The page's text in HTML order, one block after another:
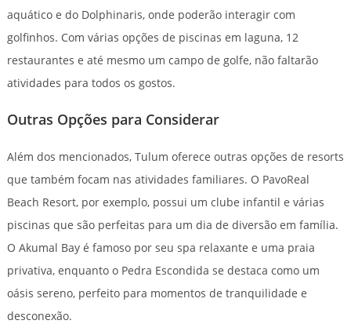
aquático e do Dolphinaris, onde poderão interagir com
golfinhos. Com várias opções de piscinas em laguna, 12
restaurantes e até mesmo um campo de golfe, não faltarão
atividades para todos os gostos.
Outras Opções para Considerar
Além dos mencionados, Tulum oferece outras opções de resorts
que também focam nas atividades familiares. O PavoReal
Beach Resort, por exemplo, possui um clube infantil e várias
piscinas que são perfeitas para um dia de diversão em família.
O Akumal Bay é famoso por seu spa relaxante e uma praia
privativa, enquanto o Pedra Escondida se destaca como um
oásis sereno, perfeito para momentos de tranquilidade e
desconexão.